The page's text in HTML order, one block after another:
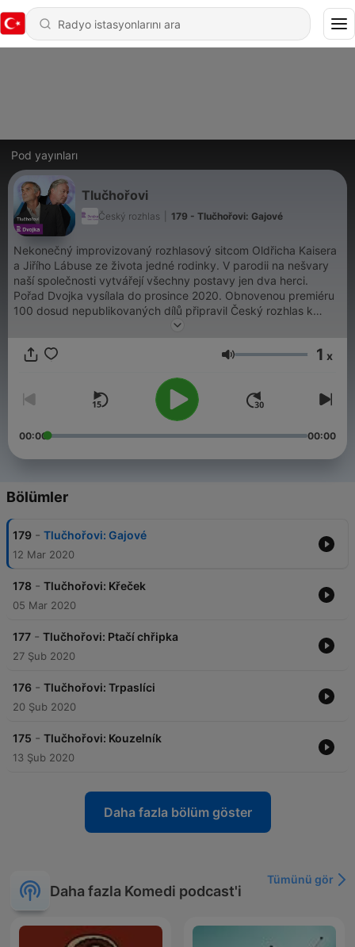
Pod yayınları
Tlučhořovi
Český rozhlas 179 - Tlučhořovi: Gajové
Nekonečný improvizovaný rozhlasový sitcom Oldřicha Kaisera
a Jiřího Lábuse ze života jedné rodinky. V parodii na nešvary
naší společnosti vytvářejí všechny postavy jen dva herci.
Pořad Dvojka vysílala do prosince 2020. Obnovenou premiéru
100 dosud nepublikovaných dílů připravil Český rozhlas k
sedmdesátinám Oldřicha Kaisera a 10 letům od jubilejního
mujRozhlas každé pondělí vždy dalších 20 dosud nevydaných
Všechny díly podcastu Tlučhořovi můžete pohodlně poslouchat
v mobilní aplikaci mujRozhlas proAndroid
mujRozhlas.cz.
Ses 1 x
00:00 00:00
Bölümler
179 - Tlučhořovi: Gajové
12 Mar 2020
178 - Tlučhořovi: Křeček
05 Mar 2020
177 - Tlučhořovi: Ptačí chřipka
27 Şub 2020
176 - Tlučhořovi: Trpaslíci
20 Şub 2020
175 - Tlučhořovi: Kouzelník
13 Şub 2020
Daha fazla bölüm göster
Daha fazla Komedi podcast'i
Tümünü gör